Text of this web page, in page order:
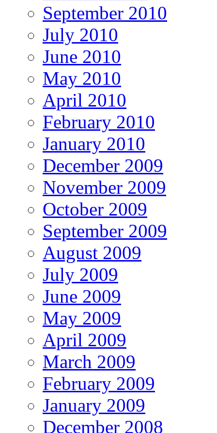
September 2010
July 2010
June 2010
May 2010
April 2010
February 2010
January 2010
December 2009
November 2009
October 2009
September 2009
August 2009
July 2009
June 2009
May 2009
April 2009
March 2009
February 2009
January 2009
December 2008